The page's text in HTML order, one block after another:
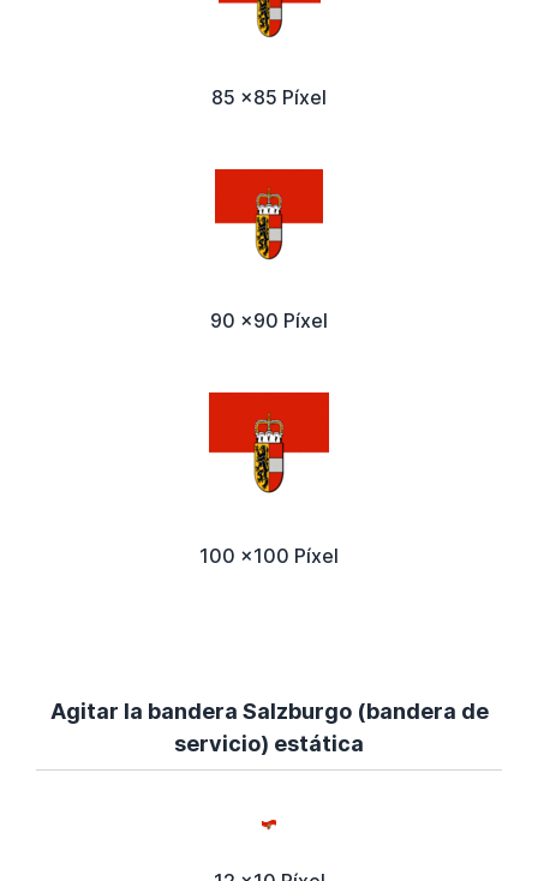
85 x85 Píxel
90 x90 Píxel
100 x100 Píxel
Agitar la bandera Salzburgo (bandera de
servicio) estática